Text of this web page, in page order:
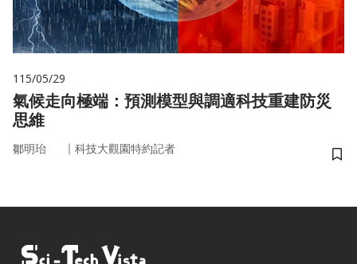
115/05/29
氣候走向極端：預測模型與調適科技重建防災
思維
鄒明珆 ｜ 科技大觀園特約記者
儲